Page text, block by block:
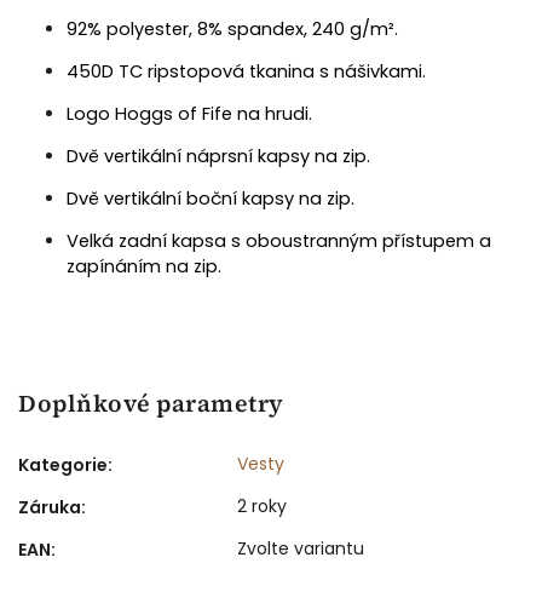
92% polyester, 8% spandex, 240 g/m².
450D TC ripstopová tkanina s nášivkami.
Logo Hoggs of Fife na hrudi.
Dvě vertikální náprsní kapsy na zip.
Dvě vertikální boční kapsy na zip.
Velká zadní kapsa s oboustranným přístupem a
zapínáním na zip.
Doplňkové parametry
Kategorie:
Vesty
Záruka:
2 roky
EAN: Zvolte variantu